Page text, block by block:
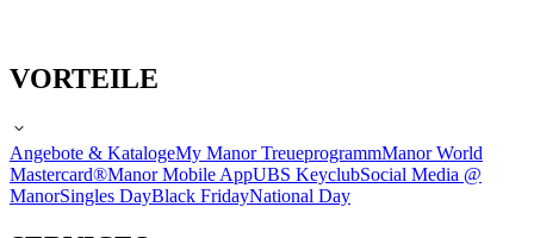
VORTEILE
Angebote & KatalogeMy Manor TreueprogrammManor World
Mastercard®Manor Mobile AppUBS KeyclubSocial Media @
ManorSingles DayBlack FridayNational Day